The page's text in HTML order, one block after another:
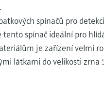
spínačů pro
spínač ideální pro
je zařízení velmi
látkami do velikosti zrna